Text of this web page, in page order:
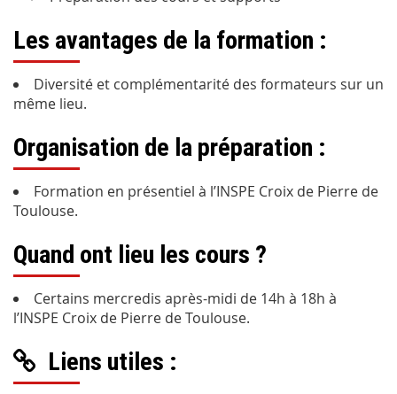
Les avantages de la formation :
Diversité et complémentarité des formateurs sur un
même lieu.
Organisation de la préparation :
Formation en présentiel à l’INSPE Croix de Pierre de
Toulouse.
Quand ont lieu les cours ?
Certains mercredis après-midi de 14h à 18h à
l’INSPE Croix de Pierre de Toulouse.
Liens utiles :